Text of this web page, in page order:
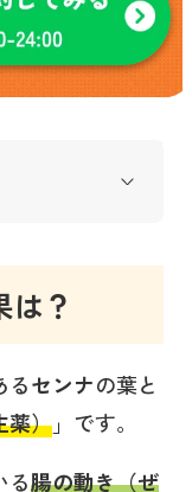
は？
るセンナの葉と
薬）」です。
る腸の動き（ぜ